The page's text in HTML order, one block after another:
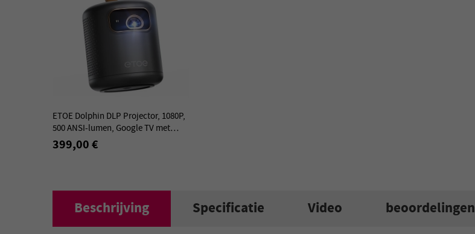
ETOE Dolphin DLP Projector, 1080P,
500 ANSI-lumen, Google TV met
Gelicentieerde Netflix, Dolby Atmos,
10.000mAh batterij.
399,00 €
Beschrijving Specificatie Video beoordelingen